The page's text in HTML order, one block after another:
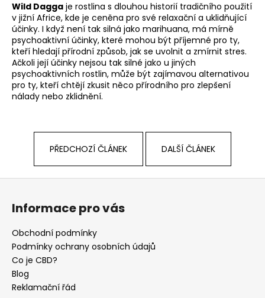
Wild Dagga je rostlina s dlouhou historií tradičního použití
v jižní Africe, kde je ceněna pro své relaxační a uklidňující
účinky. I když není tak silná jako marihuana, má mírně
psychoaktivní účinky, které mohou být příjemné pro ty,
kteří hledají přírodní způsob, jak se uvolnit a zmírnit stres.
Ačkoli její účinky nejsou tak silné jako u jiných
psychoaktivních rostlin, může být zajímavou alternativou
pro ty, kteří chtějí zkusit něco přírodního pro zlepšení
nálady nebo zklidnění.
PŘEDCHOZÍ ČLÁNEK DALŠÍ ČLÁNEK
Informace pro vás
Obchodní podmínky
Podmínky ochrany osobních údajů
Co je CBD?
Blog
Reklamační řád